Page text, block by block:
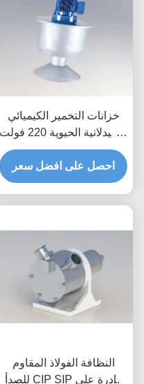
خزانات التخمير الكيميائي
الصيدلانية الحيوية 220 فولت
مع إمكانات فصل الغازات
السوائل وتكثيف الغازات
الخلفية
احصل على افضل سعر
النظافة الفولاذ المقاوم
للصدأ CIP SIP قادرة على